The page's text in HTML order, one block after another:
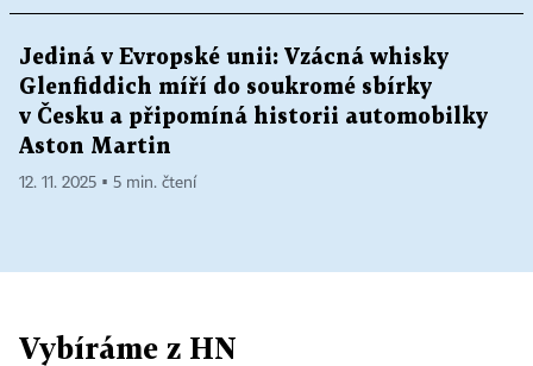
Jediná v Evropské unii: Vzácná whisky
Glenfiddich míří do soukromé sbírky
v Česku a připomíná historii automobilky
Aston Martin
12. 11. 2025 ▪ 5 min. čtení
Vybíráme z HN